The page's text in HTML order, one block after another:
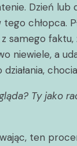
Dzień
chłopca.
faktu,
niewiele, a
Ty jako
ten